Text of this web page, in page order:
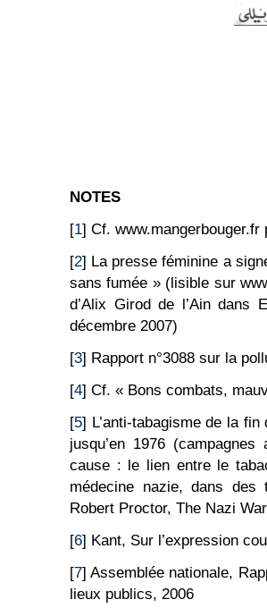
NOTES
[1] Cf.
[2] La presse féminine a
sans fumée » (lisible sur
d’Alix Girod de l’Ain
décembre 2007)
[3] Rapport n°3088 sur la
[4] Cf. « Bons combats,
[5] L’anti-tabagisme de la
jusqu’en 1976
cause : le lien entre le
médecine nazie, dans des
Robert Proctor, The Nazi
[6] Kant, Sur l’expression
[7] Assemblée nationale,
lieux publics, 2006